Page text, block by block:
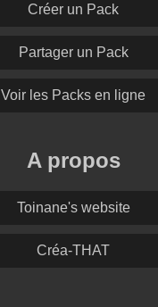
Créer un Pack
Partager un Pack
Voir les Packs en ligne
A propos
Toinane's website
Créa-THAT